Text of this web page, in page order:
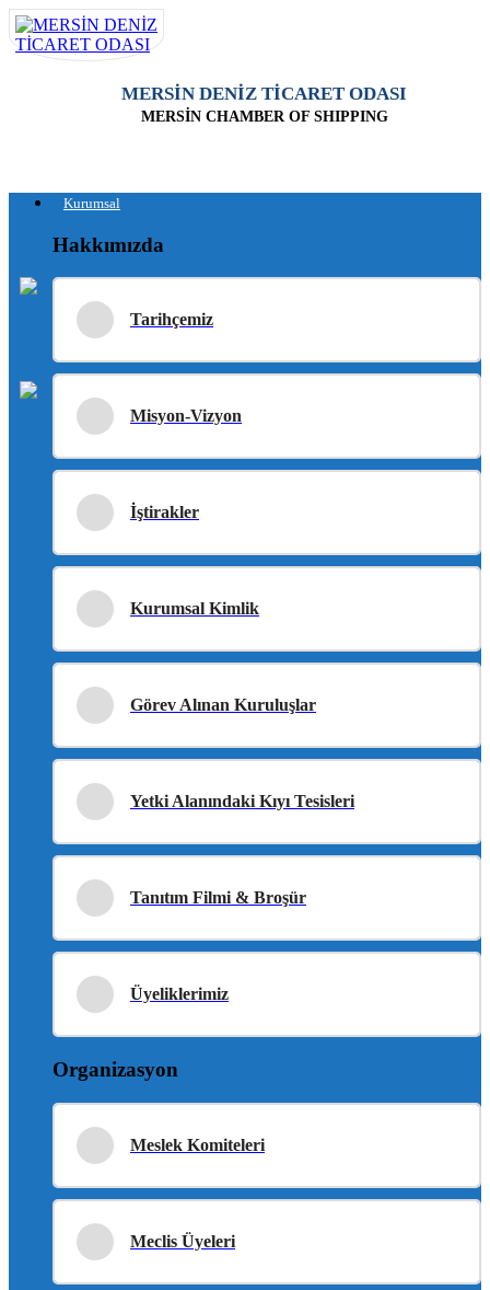
MERSİN DENİZ TİCARET ODASI
MERSİN CHAMBER OF SHIPPING
Kurumsal
Hakkımızda
Tarihçemiz
Misyon-Vizyon
İştirakler
Kurumsal Kimlik
Görev Alınan Kuruluşlar
Yetki Alanındaki Kıyı Tesisleri
Tanıtım Filmi & Broşür
Üyeliklerimiz
Organizasyon
Meslek Komiteleri
Meclis Üyeleri